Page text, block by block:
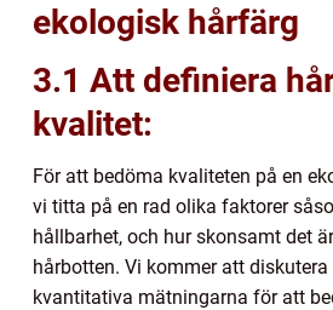
ekologisk hårfärg
3.1 Att definiera
kvalitet:
För att bedöma kvaliteten på en
vi titta på en rad olika faktorer
hållbarhet, och hur skonsamt det
hårbotten. Vi kommer att
kvantitativa mätningarna för att